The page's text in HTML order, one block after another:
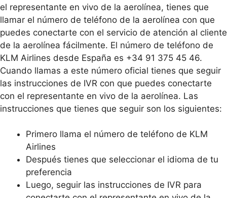
el representante en vivo de la aerolínea, tienes que
llamar el número de teléfono de la aerolínea con que
puedes conectarte con el servicio de atención al cliente
de la aerolínea fácilmente. El número de teléfono de
KLM Airlines desde España es +34 91 375 45 46.
Cuando llamas a este número oficial tienes que seguir
las instrucciones de IVR con que puedes conectarte
con el representante en vivo de la aerolínea. Las
instrucciones que tienes que seguir son los siguientes:
Primero llama el número de teléfono de KLM
Airlines
Después tienes que seleccionar el idioma de tu
preferencia
Luego, seguir las instrucciones de IVR para